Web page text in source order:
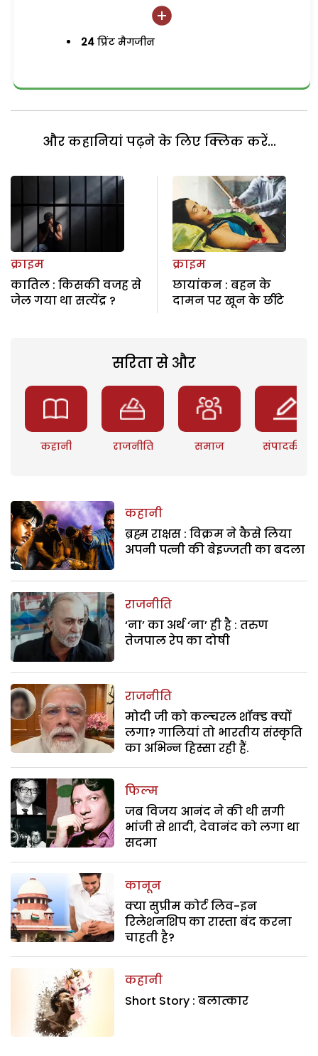
24 प्रिंट मैगजीन
और कहानियां पढ़ने के लिए क्लिक करें...
क्राइम
कातिल : किसकी वजह से
जेल गया था सत्येंद्र ?
क्राइम
छायांकन : बहन के
दामन पर खून के छींटे
सरिता से और
कहानी राजनीति समाज संपादकीय
कहानी
ब्रह्म राक्षस : विक्रम ने कैसे लिया
अपनी पत्नी की बेइज्जती का बदला
राजनीति
‘ना’ का अर्थ ‘ना’ ही है : तरुण
तेजपाल रेप का दोषी
राजनीति
मोदी जी को कल्चरल शॉक्ड क्यों
लगा? गालियां तो भारतीय संस्कृति
का अभिन्न हिस्सा रही हैं.
फिल्म
जब विजय आनंद ने की थी सगी
भांजी से शादी, देवानंद को लगा था
सदमा
कानून
क्या सुप्रीम कोर्ट लिव-इन
रिलेशनशिप का रास्ता बंद करना
चाहती है?
कहानी
Short Story : बलात्कार